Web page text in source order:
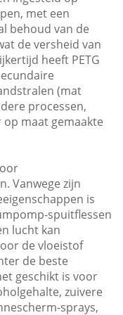
met een
behoud van de
de versheid van
heeft PETG
(mat
processen,
maat gemaakte
Vanwege zijn
is
spuitflessen
lucht kan
de vloeistof
de beste
geschikt is voor
zuivere
sprays,